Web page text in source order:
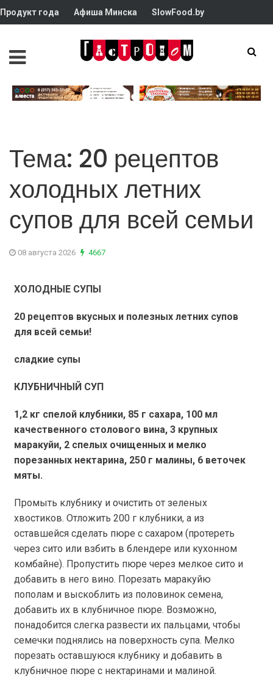
Продукт года Афиша Минска SlowFood.by
Тема: 20 рецептов
холодных летних
супов для всей семьи
08 августа 2026 4667
ХОЛОДНЫЕ СУПЫ
20 рецептов вкусных и полезных летних супов
для всей семьи!
сладкие супы
КЛУБНИЧНЫЙ СУП
1,2 кг спелой клубники, 85 г сахара, 100 мл
качественного столового вина, 3 крупных
маракуйи, 2 спелых очищенных и мелко
порезанных нектарина, 250 г малины, 6 веточек
мяты.
Промыть клубнику и очистить от зеленых
хвостиков. Отложить200 г клубники, а из
оставшейся сделать пюре с сахаром (протереть
через сито или взбить в блендере или кухонном
комбайне). Пропустить пюре через мелкое сито и
добавить в него вино. Порезать маракуйю
пополам и выскоблить из половинок семена,
добавить их в клубничное пюре. Возможно,
понадобится слегка развести их пальцами, чтобы
семечки поднялись на поверхность супа. Мелко
порезать оставшуюся клубнику и добавить в
клубничное пюре с нектаринами и малиной.